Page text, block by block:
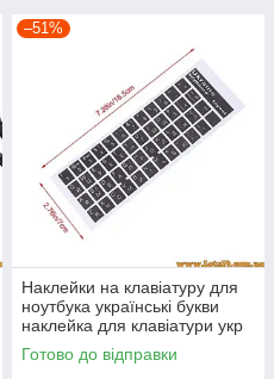
–51%
Наклейки на клавіатуру для
ноутбука українські букви
наклейка для клавіатури укр
українська російська з
українськими буквами букви
Готово до відправки